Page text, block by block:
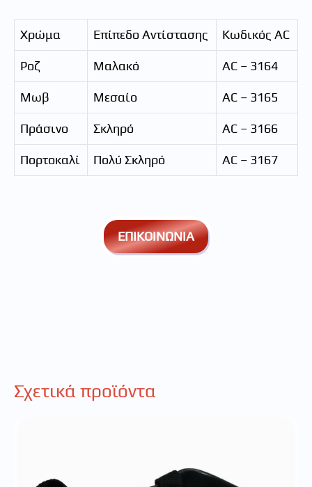
Χρώμα Επίπεδο Αντίστασης Κωδικός AC
Ροζ Μαλακό AC – 3164
Μωβ Μεσαίο AC – 3165
Πράσινο Σκληρό AC – 3166
Πορτοκαλί Πολύ Σκληρό AC – 3167
ΕΠΙΚΟΙΝΩΝΙΑ
Σχετικά προϊόντα